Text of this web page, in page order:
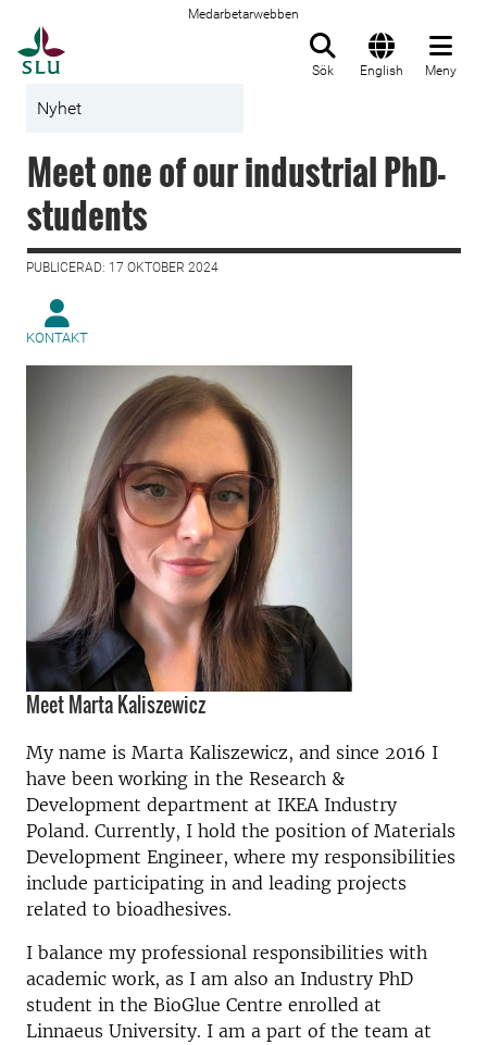
Medarbetarwebben
Sök English Meny
Nyhet
Meet one of our industrial PhD-
students
PUBLICERAD: 17 OKTOBER 2024
KONTAKT
Meet Marta Kaliszewicz
My name is Marta Kaliszewicz, and since 2016 I
have been working in the Research &
Development department at IKEA Industry
Poland. Currently, I hold the position of Materials
Development Engineer, where my responsibilities
include participating in and leading projects
related to bioadhesives.
I balance my professional responsibilities with
academic work, as I am also an Industry PhD
student in the BioGlue Centre enrolled at
Linnaeus University. I am a part of the team at